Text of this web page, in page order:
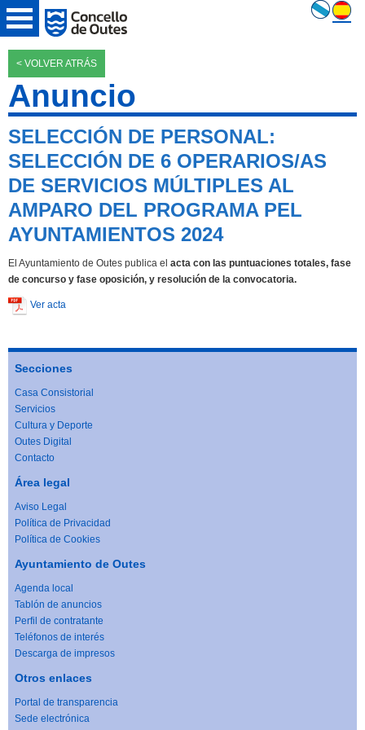
< VOLVER ATRÁS
Anuncio
SELECCIÓN DE PERSONAL:
SELECCIÓN DE 6 OPERARIOS/AS
DE SERVICIOS MÚLTIPLES AL
AMPARO DEL PROGRAMA PEL
AYUNTAMIENTOS 2024
El Ayuntamiento de Outes publica el acta con las puntuaciones totales, fase
de concurso y fase oposición, y resolución de la convocatoria.
Ver acta
Secciones
Casa Consistorial
Servicios
Cultura y Deporte
Outes Digital
Contacto
Área legal
Aviso Legal
Política de Privacidad
Política de Cookies
Ayuntamiento de Outes
Agenda local
Tablón de anuncios
Perfil de contratante
Teléfonos de interés
Descarga de impresos
Otros enlaces
Portal de transparencia
Sede electrónica